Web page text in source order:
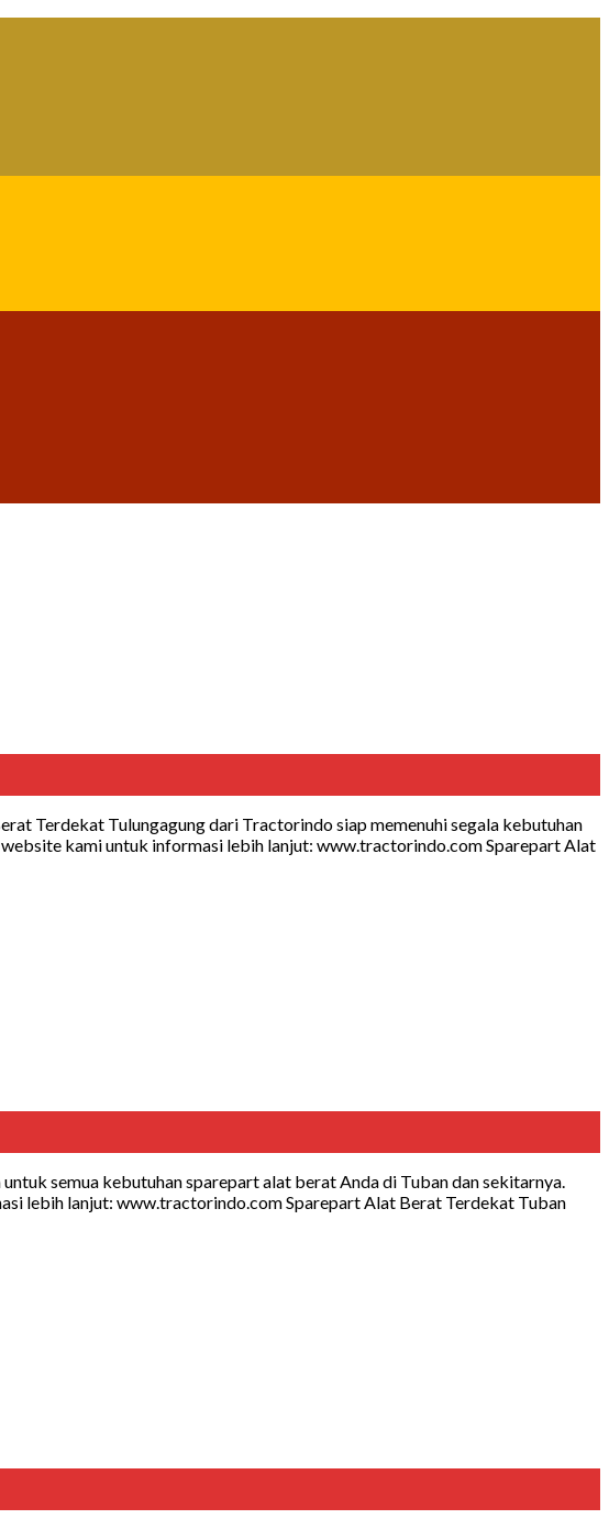
Terdekat Tulungagung dari Tractorindo siap memenuhi segala kebutuhan
kami untuk informasi lebih lanjut: www.tractorindo.com Sparepart Alat
semua kebutuhan sparepart alat berat Anda di Tuban dan sekitarnya.
lebih lanjut: www.tractorindo.com Sparepart Alat Berat Terdekat Tuban